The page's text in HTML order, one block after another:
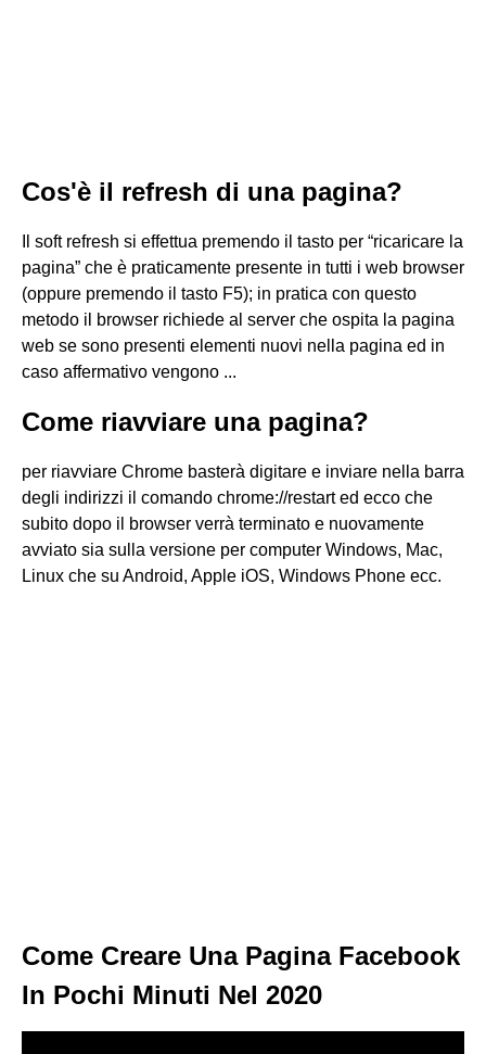
Cos'è il refresh di una pagina?
Il soft refresh si effettua premendo il tasto per “ricaricare la
pagina” che è praticamente presente in tutti i web browser
(oppure premendo il tasto F5); in pratica con questo
metodo il browser richiede al server che ospita la pagina
web se sono presenti elementi nuovi nella pagina ed in
caso affermativo vengono ...
Come riavviare una pagina?
per riavviare Chrome basterà digitare e inviare nella barra
degli indirizzi il comando chrome://restart ed ecco che
subito dopo il browser verrà terminato e nuovamente
avviato sia sulla versione per computer Windows, Mac,
Linux che su Android, Apple iOS, Windows Phone ecc.
Come Creare Una Pagina Facebook
In Pochi Minuti Nel 2020